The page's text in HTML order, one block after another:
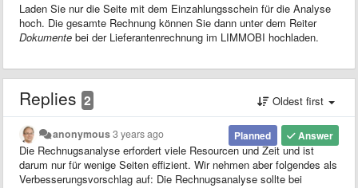
Laden Sie nur die Seite mit dem Einzahlungsschein für die Analyse
hoch. Die gesamte Rechnung können Sie dann unter dem Reiter
Dokumente bei der Lieferantenrechnung im LIMMOBI hochladen.
Replies 2 Oldest first
Answer
Planned
anonymous3 years ago
Die Rechnugsanalyse erfordert viele Resourcen und Zeit und ist
darum nur für wenige Seiten effizient. Wir nehmen aber folgendes als
Verbesserungsvorschlag auf: Die Rechnugsanalyse sollte bei